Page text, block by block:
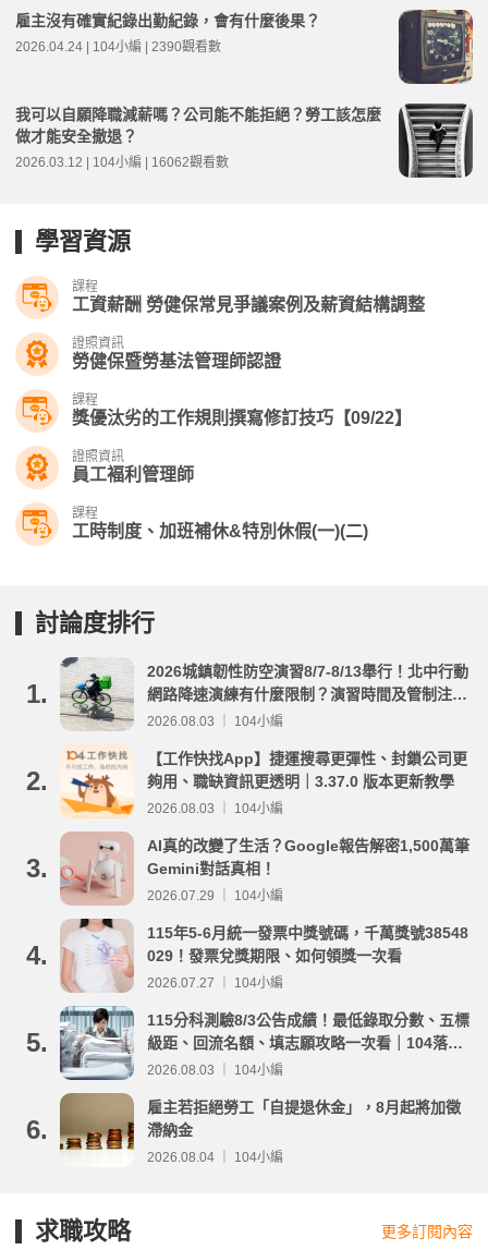
雇主沒有確實紀錄出勤紀錄，會有什麼後果？
2026.04.24 | 104小編 | 2390觀看數
我可以自願降職減薪嗎？公司能不能拒絕？勞工該怎麼
做才能安全撤退？
2026.03.12 | 104小編 | 16062觀看數
學習資源
課程
工資薪酬 勞健保常見爭議案例及薪資結構調整
證照資訊
勞健保暨勞基法管理師認證
課程
獎優汰劣的工作規則撰寫修訂技巧【09/22】
證照資訊
員工褔利管理師
課程
工時制度、加班補休&特別休假(一)(二)
討論度排行
1.
2026城鎮韌性防空演習8/7-8/13舉行！北中行動
網路降速演練有什麼限制？演習時間及管制注意
事項整理
2026.08.03 ｜ 104小編
2.
【工作快找App】捷運搜尋更彈性、封鎖公司更
夠用、職缺資訊更透明｜3.37.0 版本更新教學
2026.08.03 ｜ 104小編
3.
AI真的改變了生活？Google報告解密1,500萬筆
Gemini對話真相！
2026.07.29 ｜ 104小編
4.
115年5-6月統一發票中獎號碼，千萬獎號38548
029！發票兌獎期限、如何領獎一次看
2026.07.27 ｜ 104小編
5.
115分科測驗8/3公告成績！最低錄取分數、五標
級距、回流名額、填志願攻略一次看｜104落點
分析
2026.08.03 ｜ 104小編
6.
雇主若拒絕勞工「自提退休金」，8月起將加徵
滯納金
2026.08.04 ｜ 104小編
求職攻略 更多訂閱內容